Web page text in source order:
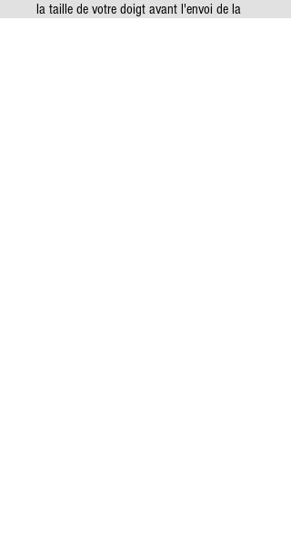
la taille de votre doigt avant l'envoi de la